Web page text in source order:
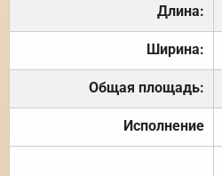
Длина:
Ширина:
Общая площадь:
Исполнение